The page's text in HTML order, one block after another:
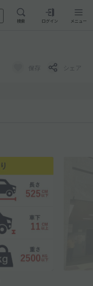
検索 ログイン メニュー
保存 シェア